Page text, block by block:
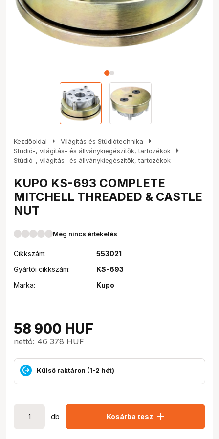
Kezdőoldal arrow_right Világítás és Stúdiótechnika arrow_right
Stúdió-, világítás- és állványkiegészítők, tartozékok arrow_right
Stúdió-, világítás- és állványkiegészítők, tartozékok
KUPO KS-693 COMPLETE
MITCHELL THREADED & CASTLE
NUT
Még nincs értékelés
Cikkszám:
553021
Gyártói cikkszám:
KS-693
Márka:
Kupo
58 900 HUF
nettó: 46 378 HUF
Külső raktáron (1-2 hét)
db Kosárba tesz add